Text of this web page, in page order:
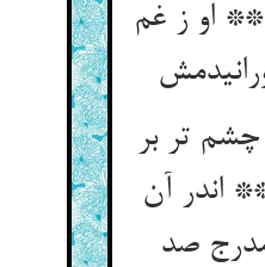
او ز غم
تر بر
آن
صد